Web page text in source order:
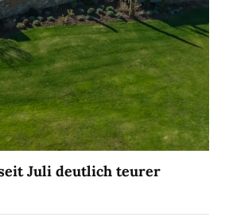
Juli deutlich teurer